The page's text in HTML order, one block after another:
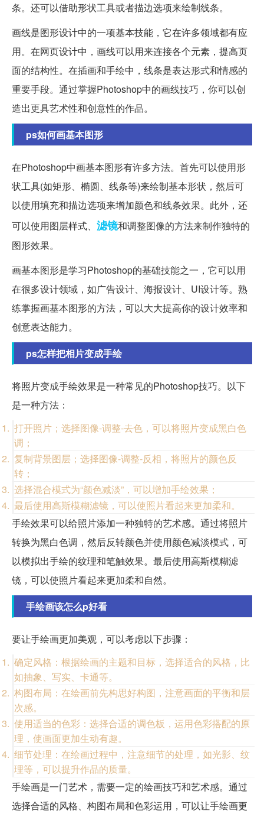
条。还可以借助形状工具或者描边选项来绘制线条。
画线是图形设计中的一项基本技能，它在许多领域都有应
用。在网页设计中，画线可以用来连接各个元素，提高页
面的结构性。在插画和手绘中，线条是表达形式和情感的
重要手段。通过掌握Photoshop中的画线技巧，你可以创
造出更具艺术性和创意性的作品。
ps如何画基本图形
在Photoshop中画基本图形有许多方法。首先可以使用形
状工具(如矩形、椭圆、线条等)来绘制基本形状，然后可
以使用填充和描边选项来增加颜色和线条效果。此外，还
可以使用图层样式、 滤镜和调整图像的方法来制作独特的
图形效果。
画基本图形是学习Photoshop的基础技能之一，它可以用
在很多设计领域，如广告设计、海报设计、UI设计等。熟
练掌握画基本图形的方法，可以大大提高你的设计效率和
创意表达能力。
ps怎样把相片变成手绘
将照片变成手绘效果是一种常见的Photoshop技巧。以下
是一种方法：
打开照片；选择图像-调整-去色，可以将照片变成黑白色
调；
复制背景图层；选择图像-调整-反相，将照片的颜色反
转；
选择混合模式为“颜色减淡”，可以增加手绘效果；
最后使用高斯模糊滤镜，可以使照片看起来更加柔和。
手绘效果可以给照片添加一种独特的艺术感。通过将照片
转换为黑白色调，然后反转颜色并使用颜色减淡模式，可
以模拟出手绘的纹理和笔触效果。最后使用高斯模糊滤
镜，可以使照片看起来更加柔和自然。
手绘画该怎么p好看
要让手绘画更加美观，可以考虑以下步骤：
确定风格：根据绘画的主题和目标，选择适合的风格，比
如抽象、写实、卡通等。
构图布局：在绘画前先构思好构图，注意画面的平衡和层
次感。
使用适当的色彩：选择合适的调色板，运用色彩搭配的原
理，使画面更加生动有趣。
细节处理：在绘画过程中，注意细节的处理，如光影、纹
理等，可以提升作品的质量。
手绘画是一门艺术，需要一定的绘画技巧和艺术感。通过
选择合适的风格、构图布局和色彩运用，可以让手绘画更